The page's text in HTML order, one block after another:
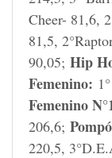
Cheer- 81,6,
81,5,
90,05; Hip
Femenino:
Femenino
206,6;
220,5,